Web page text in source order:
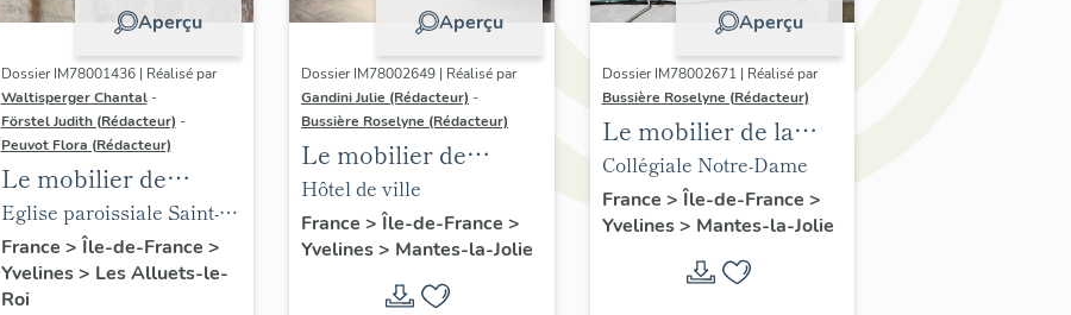
Aperçu
Dossier IM78001436 | Réalisé par
Waltisperger Chantal -
Förstel Judith (Rédacteur) -
Peuvot Flora (Rédacteur)
Le mobilier de
l'église paroissiale
Saint-Nicolas
Eglise paroissiale Saint-
Nicolas
France > Île-de-France >
Yvelines> Les Alluets-le-
Roi
Aperçu
Dossier IM78002649 | Réalisé par
Gandini Julie (Rédacteur) -
Bussière Roselyne (Rédacteur)
Le mobilier de
l'hôtel de ville
Hôtel de ville
France > Île-de-France >
Yvelines> Mantes-la-Jolie
Aperçu
Dossier IM78002671 | Réalisé par
Bussière Roselyne (Rédacteur)
Le mobilier de la
collégiale
Collégiale Notre-Dame
France > Île-de-France >
Yvelines> Mantes-la-Jolie